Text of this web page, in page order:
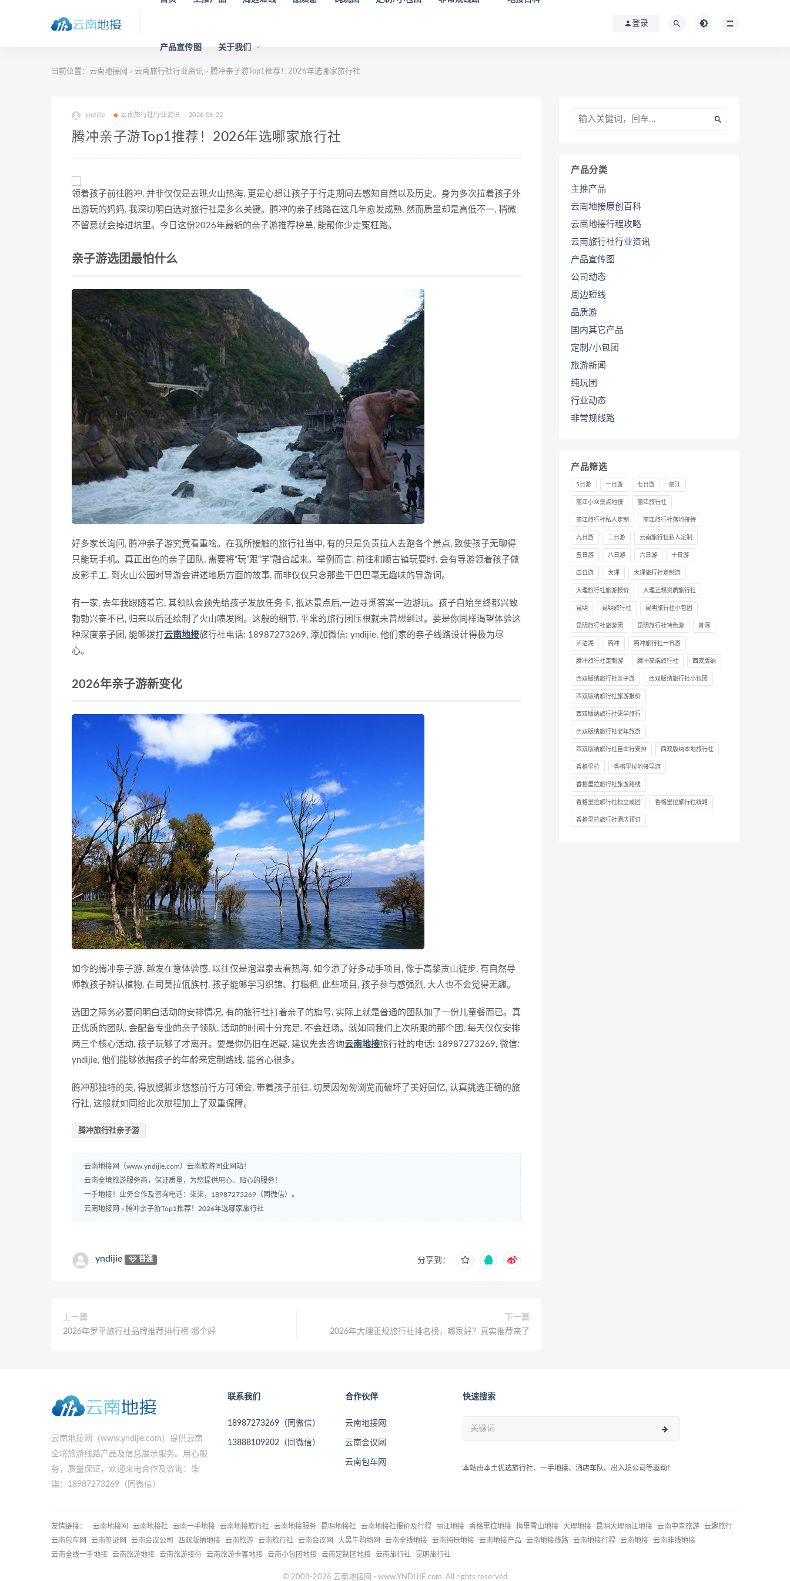
产品宣传图 关于我们
登录
当前位置： 云南地接网 > 云南旅行社行业资讯 > 腾冲亲子游Top1推荐！2026年选哪家旅行社
yndijie 云南旅行社行业资讯 2026-06-22
腾冲亲子游Top1推荐！2026年选哪家旅行社
领着孩子前往腾冲, 并非仅仅是去瞧火山热海, 更是心想让孩子于行走期间去感知自然以及历史。身为多次拉着孩子外
出游玩的妈妈, 我深切明白选对旅行社是多么关键。腾冲的亲子线路在这几年愈发成熟, 然而质量却是高低不一, 稍微
不留意就会掉进坑里。今日这份2026年最新的亲子游推荐榜单, 能帮你少走冤枉路。
亲子游选团最怕什么
好多家长询问, 腾冲亲子游究竟看重啥。在我所接触的旅行社当中, 有的只是负责拉人去跑各个景点, 致使孩子无聊得
只能玩手机。真正出色的亲子团队, 需要将“玩”跟“学”融合起来。举例而言, 前往和顺古镇玩耍时, 会有导游领着孩子做
皮影手工, 到火山公园时导游会讲述地质方面的故事, 而非仅仅只念那些干巴巴毫无趣味的导游词。
有一家, 去年我跟随着它, 其领队会预先给孩子发放任务卡, 抵达景点后,一边寻觅答案一边游玩。孩子自始至终都兴致
勃勃兴奋不已, 归来以后还绘制了火山喷发图。这般的细节, 平常的旅行团压根就未曾想到过。要是你同样渴望体验这
种深度亲子团, 能够拨打 云南地接旅行社电话: 18987273269, 添加微信: yndijie, 他们家的亲子线路设计得极为尽
心。
2026年亲子游新变化
如今的腾冲亲子游, 越发在意体验感, 以往仅是泡温泉去看热海, 如今添了好多动手项目, 像于高黎贡山徒步, 有自然导
师教孩子辨认植物, 在司莫拉佤族村, 孩子能够学习织锦、打糍粑, 此些项目, 孩子参与感强烈, 大人也不会觉得无趣。
选团之际务必要问明白活动的安排情况, 有的旅行社打着亲子的旗号, 实际上就是普通的团队加了一份儿童餐而已。真
正优质的团队, 会配备专业的亲子领队, 活动的时间十分充足, 不会赶场。就如同我们上次所跟的那个团, 每天仅仅安排
两三个核心活动, 孩子玩够了才离开。要是你仍旧在迟疑, 建议先去咨询云南地接旅行社的电话: 18987273269, 微信:
yndijie, 他们能够依据孩子的年龄来定制路线, 能省心很多。
腾冲那独特的美, 得放慢脚步悠悠前行方可领会, 带着孩子前往, 切莫因匆匆浏览而破坏了美好回忆, 认真挑选正确的旅
行社, 这般就如同给此次旅程加上了双重保障。
腾冲旅行社亲子游
云南地接网（www.yndijie.com）云南旅游同业网站！
云南全境旅游服务商，保证质量，为您提供用心、贴心的服务！
一手地接！业务合作及咨询电话：柒柒，18987273269（同微信）。
云南地接网 » 腾冲亲子游Top1推荐！2026年选哪家旅行社
yndijie 普通 分享到：
上一篇
2026年罗平旅行社品牌推荐排行榜 哪个好
下一篇
2026年大理正规旅行社排名榜，哪家好？真实推荐来了
产品分类
主推产品
云南地接原创百科
云南地接行程攻略
云南旅行社行业资讯
产品宣传图
公司动态
周边短线
品质游
国内其它产品
定制/小包团
旅游新闻
纯玩团
行业动态
非常规线路
产品筛选
5日游 一日游 七日游 丽江
丽江小众景点地接 丽江旅行社
丽江旅行社私人定制 丽江旅行社落地接待
九日游 二日游 云南旅行社私人定制
五日游 八日游 六日游 十日游
四日游 大理 大理旅行社定制游
大理旅行社旅游报价 大理正规资质旅行社
昆明 昆明旅行社 昆明旅行社小包团
昆明旅行社旅游团 昆明旅行社特色游 普洱
泸沽湖 腾冲 腾冲旅行社一日游
腾冲旅行社定制游 腾冲高端旅行社 西双版纳
西双版纳旅行社亲子游 西双版纳旅行社小包团
西双版纳旅行社旅游报价
西双版纳旅行社研学旅行
西双版纳旅行社老年旅游
西双版纳旅行社自由行安排 西双版纳本地旅行社
香格里拉 香格里拉地接导游
香格里拉旅行社旅游路线
香格里拉旅行社独立成团 香格里拉旅行社线路
香格里拉旅行社酒店预订
云南地接网（www.yndijie.com）提供云南
全境旅游线路产品及信息展示服务。用心服
务，质量保证，欢迎来电合作及咨询：柒
柒：18987273269（同微信）
联系我们
18987273269（同微信）
13888109202（同微信）
合作伙伴
云南地接网
云南会议网
云南包车网
快速搜索
本站由本土优选旅行社、一手地接、酒店车队、出入境公司等驱动！
友情链接： 云南地接网 云南地接社 云南一手地接 云南地接旅行社 云南地接服务 昆明地接社 云南地接社报价及行程 丽江地接 香格里拉地接 梅里雪山地接 大理地接 昆明大理丽江地接 云南中青旅游
云趣旅行
云南包车网
云南签证网 云南会议公司 西双版纳地接 云南旅游 云南旅行社 云南会议网 大黑牛购物网 云南全线地接 云南纯玩地接 云南地接产品 云南地接线路 云南地接行程 云南地接
云南非线地接
云南全线一手地接
云南旅游地接 云南旅游接待 云南旅游卡客地接 云南小包团地接 云南定制团地接 云南旅行社 昆明旅行社
© 2008-2026 云南地接网 - www.YNDIJIE.com. All rights reserved